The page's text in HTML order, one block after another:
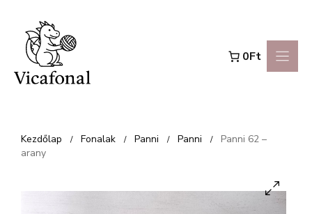
Kilépés
tartalomba
0Ft
Kezdőlap / Fonalak / Panni / Panni /
Panni 62 –
arany